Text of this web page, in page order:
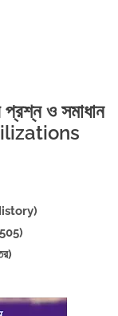
প্রশ্ন ও সমাধান